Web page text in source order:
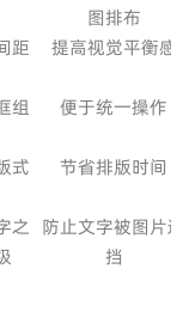
图排布
距
提高视觉平衡感
组
便于统一操作
式
节省排版时间
之 防止文字被图片遮
挡